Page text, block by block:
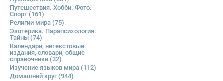
Путешествия. Хобби. Фото.
Спорт(161)
Религии мира (75)
Эзотерика. Парапсихология.
Тайны (74)
Календари, нетекстовые
издания, словари, общие
справочники (32)
Изучение языков мира (112)
Домашний круг(944)